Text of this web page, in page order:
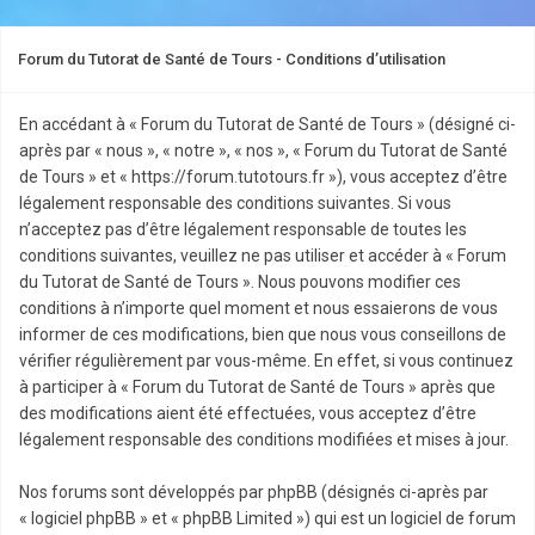
Forum du Tutorat de Santé de Tours - Conditions d’utilisation
En accédant à « Forum du Tutorat de Santé de Tours » (désigné ci-
après par « nous », « notre », « nos », « Forum du Tutorat de Santé
de Tours » et « https://forum.tutotours.fr »), vous acceptez d’être
légalement responsable des conditions suivantes. Si vous
n’acceptez pas d’être légalement responsable de toutes les
conditions suivantes, veuillez ne pas utiliser et accéder à « Forum
du Tutorat de Santé de Tours ». Nous pouvons modifier ces
conditions à n’importe quel moment et nous essaierons de vous
informer de ces modifications, bien que nous vous conseillons de
vérifier régulièrement par vous-même. En effet, si vous continuez
à participer à « Forum du Tutorat de Santé de Tours » après que
des modifications aient été effectuées, vous acceptez d’être
légalement responsable des conditions modifiées et mises à jour.
Nos forums sont développés par phpBB (désignés ci-après par
« logiciel phpBB » et « phpBB Limited ») qui est un logiciel de forum